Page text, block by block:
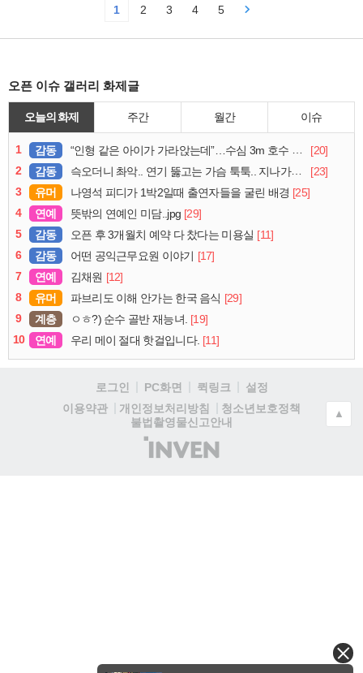
1 2 3 4 5
오픈 이슈 갤러리 화제글
오늘의 화제 주간 월간 이슈
1 감동 “인형 같은 아이가 가라앉는데”…수심 3m 호수 뛰어든 60대 의인
[20]
2
감동 슥오더니 촤악.. 연기 뚫고는 가슴 툭툭.. 지나가던 아재의 정체
[23]
3
유머 나영석 피디가 1박2일때 출연자들을 굴린 배경 [25]
4
연예 뜻밖의 연예인 미담..jpg [29]
5
감동 오픈 후 3개월치 예약 다 찼다는 미용실 [11]
6
감동 어떤 공익근무요원 이야기 [17]
7
연예 김채원 [12]
8
유머 파브리도 이해 안가는 한국 음식 [29]
9
계층 ㅇㅎ?) 순수 골반 재능녀. [19]
10
연예 우리 메이 절대 핫걸입니다. [11]
로그인 PC화면 퀵링크
설정
이용약관
개인정보처리방침
청소년보호정책
불법촬영물신고안내
(주)
인
▲